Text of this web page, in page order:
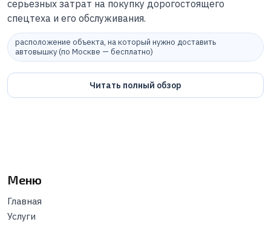
серьезных затрат на покупку дорогостоящего
спецтеха и его обслуживания.
расположение объекта, на который нужно доставить
автовышку (по Москве — бесплатно)
Читать полный обзор
Меню
Главная
Услуги